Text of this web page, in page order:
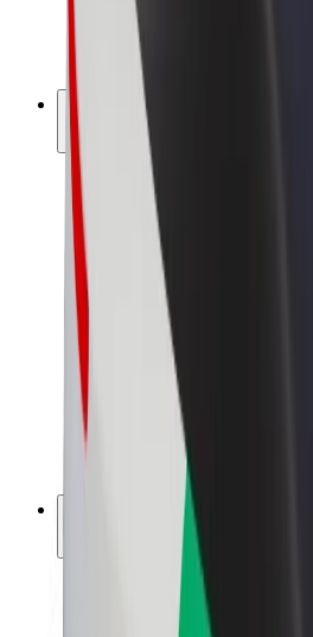
จักรยานไฟฟ้า
Bolt Plus
สร้างรายได้กับ Bolt
คนขับ
รายได้ของคนขับ
พนักงานส่งของ
รายได้ของพนักงานส่งของ
พาร์ทเนอร์ร้านอาหาร Bolt
แฟรนไชส์
เกี่ยวกับ Bolt